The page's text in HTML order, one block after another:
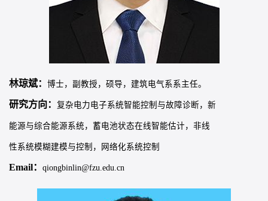
林琼斌： 博士，副教授，硕导，建筑电气系系主任。
研究方向： 复杂电力电子系统智能控制与故障诊断，新
能源与综合能源系统，蓄电池状态在线智能估计，非线
性系统模糊建模与控制，网络化系统控制
Email： qiongbinlin@fzu.edu.cn